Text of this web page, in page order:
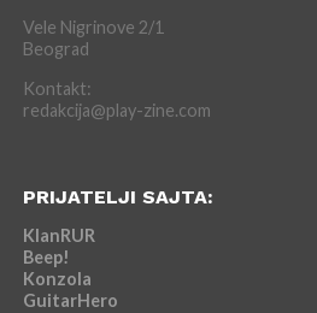
Vele Nigrinove 2/1
Beograd
Kontakt:
redakcija@play-zine.com
PRIJATELJI SAJTA:
KlanRUR
Beep!
Konzola
GuitarHero